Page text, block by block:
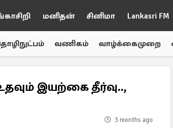
மனிதன் சினிமா Lankasri FM
வணிகம் வாழ்க்கைமுறை
இயற்கை தீர்வு..,
3 months ago